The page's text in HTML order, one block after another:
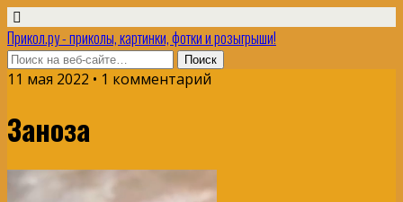
Прикол.ру - приколы, картинки, фотки и розыгрыши!
11 мая 2022 • 1 комментарий
Заноза